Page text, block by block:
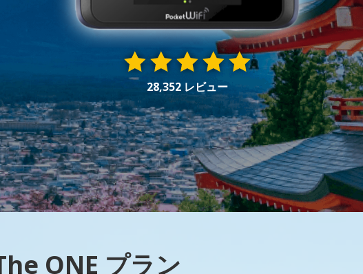
28,352 レビュー
ONE プラン